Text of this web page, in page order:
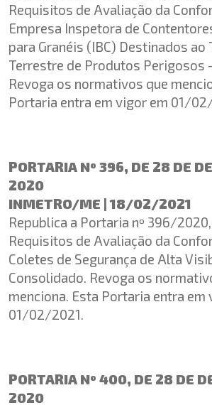
Requisitos de Avaliação da
Empresa Inspetora de
para Granéis (IBC) Destinados ao
Terrestre de Produtos Perigosos
Revoga os normativos que
Portaria entra em vigor em 01/
PORTARIA Nº 396, DE 28 DE
2020
INMETRO/ME | 18/02/2021
Republica a Portaria nº 396/
Requisitos de Avaliação da
Coletes de Segurança de Alta
Consolidado. Revoga os
menciona. Esta Portaria entra em
01/02/2021.
PORTARIA Nº 400, DE 28 DE
2020